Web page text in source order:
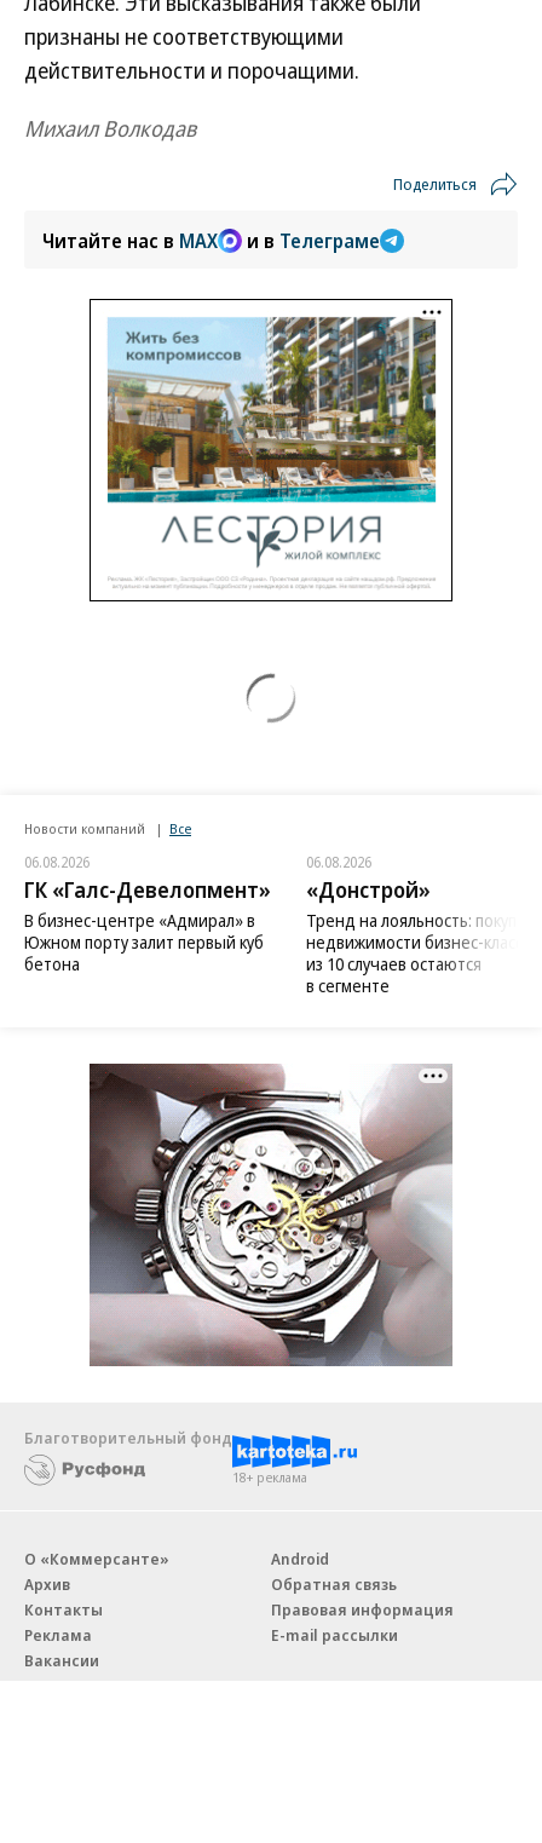
признаны не соответствующими
действительности и порочащими.
Михаил Волкодав
Поделиться
Читайте нас в MAX и в Телеграме
Новости компаний Все
06.08.2026
ГК «Галс-Девелопмент»
В бизнес-центре «Адмирал» в
Южном порту залит первый куб
бетона
06.08.2026
«Донстрой»
Тренд на лояльность:
недвижимости бизнес-класса
из 10 случаев остаются
в сегменте
Благотворительный фонд
18+ реклама
О «Коммерсанте»
Архив
Контакты
Реклама
Вакансии
Android
Обратная связь
Правовая информация
E-mail рассылки